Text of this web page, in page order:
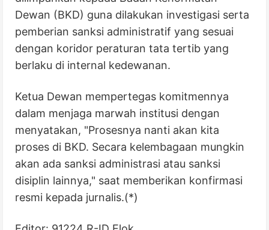
Dewan (BKD) guna dilakukan investigasi serta
pemberian sanksi administratif yang sesuai
dengan koridor peraturan tata tertib yang
berlaku di internal kedewanan.
Ketua Dewan mempertegas komitmennya
dalam menjaga marwah institusi dengan
menyatakan, "Prosesnya nanti akan kita
proses di BKD. Secara kelembagaan mungkin
akan ada sanksi administrasi atau sanksi
disiplin lainnya," saat memberikan konfirmasi
resmi kepada jurnalis.(*)